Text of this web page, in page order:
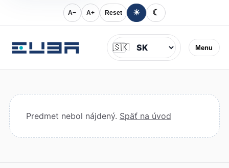
A− A+ Reset ☀ ☾
Menu
Jazyk
🇸🇰
Predmet nebol nájdený. Späť na úvod